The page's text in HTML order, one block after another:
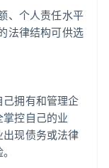
、个人责任水平
法律结构可供选
拥有和管理企
控自己的业
现债务或法律